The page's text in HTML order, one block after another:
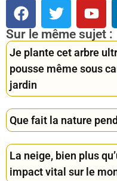
Sur le même sujet :
Je plante cet arbre
pousse même sous
jardin
Que fait la nature
La neige, bien plus
impact vital sur le